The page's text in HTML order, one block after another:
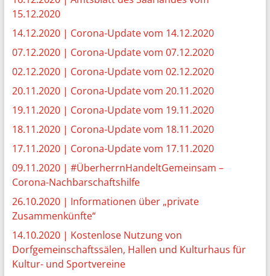
15.12.2020
14.12.2020 | Corona-Update vom 14.12.2020
07.12.2020 | Corona-Update vom 07.12.2020
02.12.2020 | Corona-Update vom 02.12.2020
20.11.2020 | Corona-Update vom 20.11.2020
19.11.2020 | Corona-Update vom 19.11.2020
18.11.2020 | Corona-Update vom 18.11.2020
17.11.2020 | Corona-Update vom 17.11.2020
09.11.2020 | #ÜberherrnHandeltGemeinsam –
Corona-Nachbarschaftshilfe
26.10.2020 | Informationen über „private
Zusammenkünfte“
14.10.2020 | Kostenlose Nutzung von
Dorfgemeinschaftssälen, Hallen und Kulturhaus für
Kultur- und Sportvereine